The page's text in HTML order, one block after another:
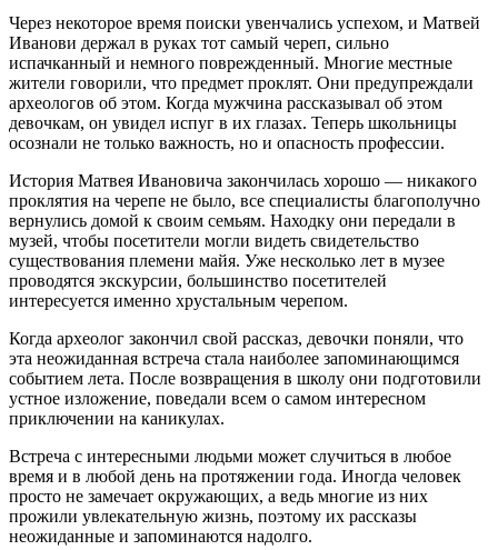
Через некоторое время поиски увенчались успехом, и Матвей
Иванови держал в руках тот самый череп, сильно
испачканный и немного поврежденный. Многие местные
жители говорили, что предмет проклят. Они предупреждали
археологов об этом. Когда мужчина рассказывал об этом
девочкам, он увидел испуг в их глазах. Теперь школьницы
осознали не только важность, но и опасность профессии.
История Матвея Ивановича закончилась хорошо — никакого
проклятия на черепе не было, все специалисты благополучно
вернулись домой к своим семьям. Находку они передали в
музей, чтобы посетители могли видеть свидетельство
существования племени майя. Уже несколько лет в музее
проводятся экскурсии, большинство посетителей
интересуется именно хрустальным черепом.
Когда археолог закончил свой рассказ, девочки поняли, что
эта неожиданная встреча стала наиболее запоминающимся
событием лета. После возвращения в школу они подготовили
устное изложение, поведали всем о самом интересном
приключении на каникулах.
Встреча с интересными людьми может случиться в любое
время и в любой день на протяжении года. Иногда человек
просто не замечает окружающих, а ведь многие из них
прожили увлекательную жизнь, поэтому их рассказы
неожиданные и запоминаются надолго.